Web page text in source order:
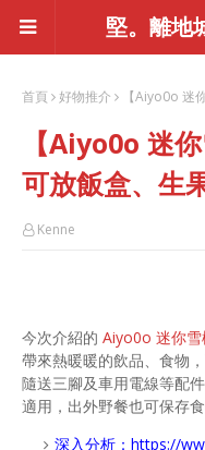
堅。離
首頁 好物推介 【Aiyo0o 迷
【Aiyo0o 迷
可放飯盒、生
Kenne
今次介紹的 Aiyo0o 迷你
帶來熱暖暖的飲品、食物
隨送三腳及車用電線等配
適用，出外野餐也可保存食
深入分析： https://